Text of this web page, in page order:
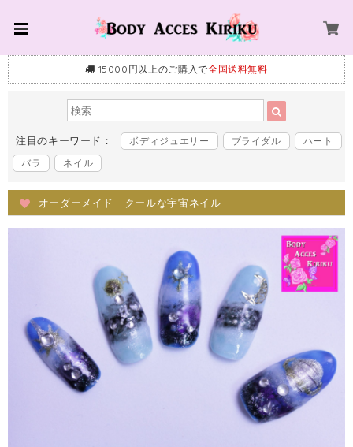
15000円以上のご購入で全国送料無料
注目のキーワード： ボディジュエリー ブライダル
ハート
バラ
ネイル
オーダーメイド クールな宇宙ネイル